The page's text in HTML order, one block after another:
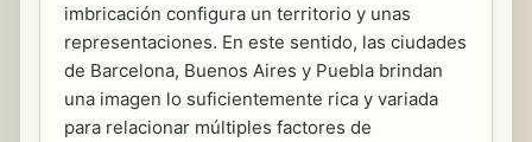
imbricación configura un territorio y unas
representaciones. En este sentido, las ciudades
de Barcelona, Buenos Aires y Puebla brindan
una imagen lo suficientemente rica y variada
para relacionar múltiples factores de